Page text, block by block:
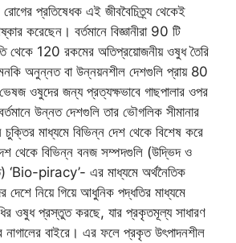
রোগের প্রতিষেধক এই জীববৈচিত্র্য থেকেই
করেছেন। বর্তমানে বিজ্ঞানীরা 90 টি
থেকে 120 রকমের অতিপ্রয়োজনীয় ওষুধ তৈরি
অনুন্নত বা উন্নয়নশীল দেশগুলি প্রায় 80
ওষুদের জন্য প্রত্যক্ষভাবে গাছপালার ওপর
উন্নত দেশগুলি তার ভৌগলিক সীমানার
চুক্তির মাধ্যমে বিভিন্ন দেশ থেকে বিশেষ করে
থেকে বিভিন্ন বনজ সম্পদগুলি (উদ্ভিদ ও
‘Bio-piracy’- এর মাধ্যমে অর্থনৈতিক
দেশে নিয়ে গিয়ে আধুনিক পদ্ধতির মাধ্যমে
ওষুধ প্রস্তুত করছে, যার প্রকৃতমূল্য সাধারণ
নাগালের বাইরে। এর ফলে প্রকৃত উৎপাদনশীল